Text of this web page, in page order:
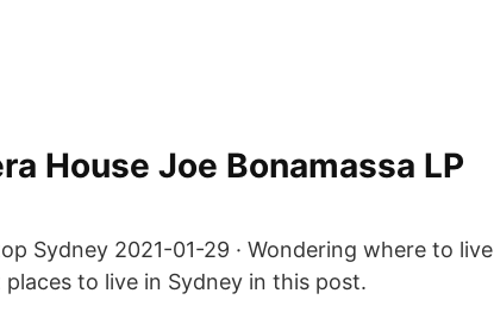
House Joe Bonamassa LP
Sydney 2021-01-29 · Wondering where to live
to live in Sydney in this post.